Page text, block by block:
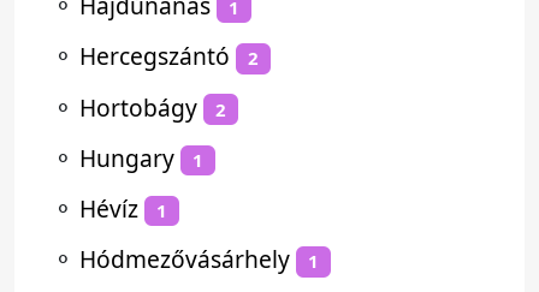
1
⚬ Hercegszántó 2
⚬ Hortobágy 2
⚬ Hungary 1
⚬ Hévíz 1
⚬ Hódmezővásárhely 1